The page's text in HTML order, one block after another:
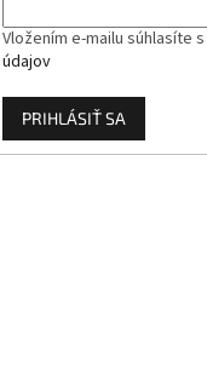
Vložením e-mailu súhlasíte s
údajov
PRIHLÁSIŤ SA